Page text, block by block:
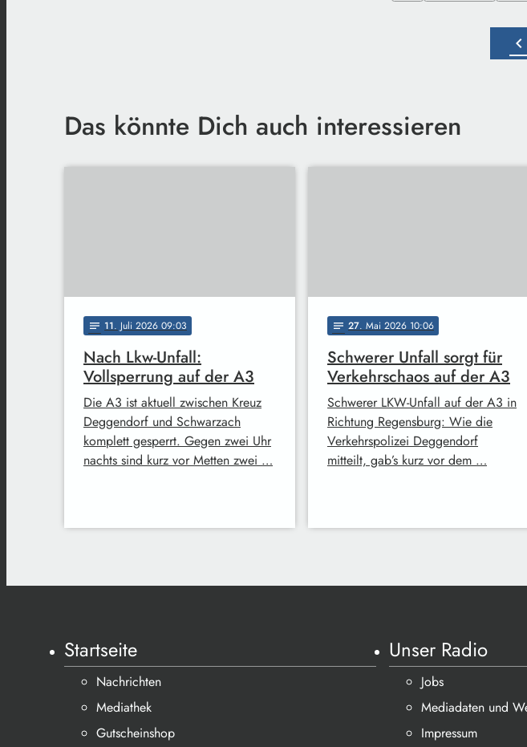
chevron_left
Das könnte Dich auch interessieren
notes 11. Juli 2026 09:03
Nach Lkw-Unfall:
Vollsperrung auf der A3
Die A3 ist aktuell zwischen Kreuz
Deggendorf und Schwarzach
komplett gesperrt. Gegen zwei Uhr
nachts sind kurz vor Metten zwei …
notes 27. Mai 2026 10:06
Schwerer Unfall sorgt für
Verkehrschaos auf der A3
Schwerer LKW-Unfall auf der A3 in
Richtung Regensburg: Wie die
Verkehrspolizei Deggendorf
mitteilt, gab’s kurz vor dem …
Startseite
Nachrichten
Mediathek
Gutscheinshop
Unser Radio
Jobs
Mediadaten und
Impressum